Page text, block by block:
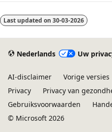
Last updated on 30-03-2026
Nederlands Uw
AI-disclaimer Vorige versies
Privacy
Privacy van
Gebruiksvoorwaarden
© Microsoft 2026